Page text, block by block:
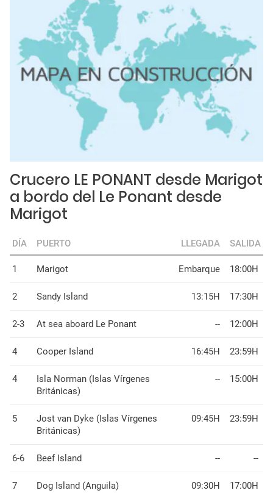
Crucero LE PONANT desde Marigot
a bordo del Le Ponant desde
Marigot
DÍA PUERTO LLEGADA SALIDA
1 Marigot Embarque 18:00H
2 Sandy Island 13:15H 17:30H
2-3 At sea aboard Le Ponant -- 12:00H
4 Cooper Island 16:45H 23:59H
4
Isla Norman (Islas Vírgenes
Británicas)
-- 15:00H
5
Jost van Dyke (Islas Vírgenes
Británicas)
09:45H 23:59H
6-6 Beef Island -- --
7 Dog Island (Anguila) 09:30H 17:00H